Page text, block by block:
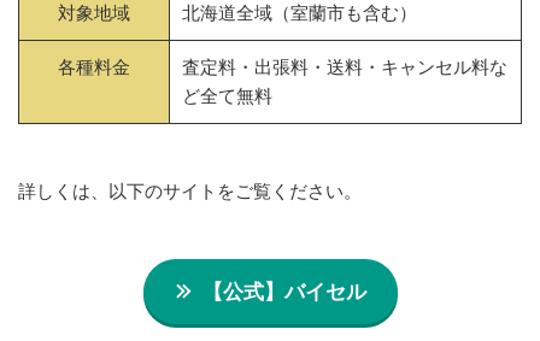
対象地域 北海道全域（室蘭市も含む）
各種料金
査定料・出張料・送料・キャンセル料な
ど全て無料
詳しくは、以下のサイトをご覧ください。
【公式】バイセル